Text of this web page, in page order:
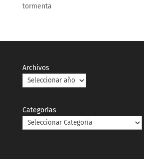
tormenta
Archivos
Categorías